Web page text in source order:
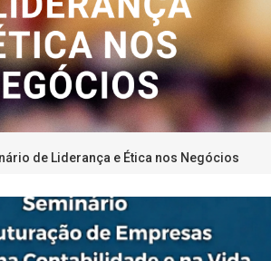
de Liderança e Ética nos Negócios